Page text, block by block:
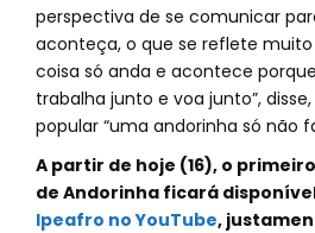
perspectiva de se comunicar
aconteça, o que se reflete muito
coisa só anda e acontece
trabalha junto e voa junto”,
popular “uma andorinha só não
A partir de hoje (16), o
de Andorinha ficará
Ipeafro no YouTube,